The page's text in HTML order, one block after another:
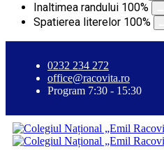
Inaltimea randului 100%
Spatierea literelor 100%
0232 234 272
office@racovita.ro
Program 7:30 - 15:30